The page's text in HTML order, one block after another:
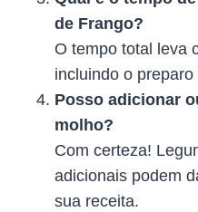
de Frango?
O tempo total leva
incluindo o
Posso adicionar
molho?
Com certeza!
adicionais podem
sua receita.